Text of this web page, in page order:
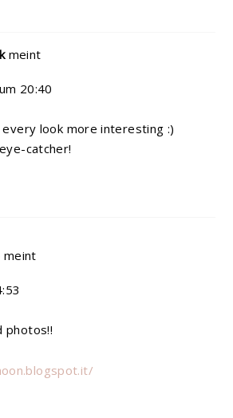
meint
20:40
every look more interesting :)
catcher!
meint
photos!!